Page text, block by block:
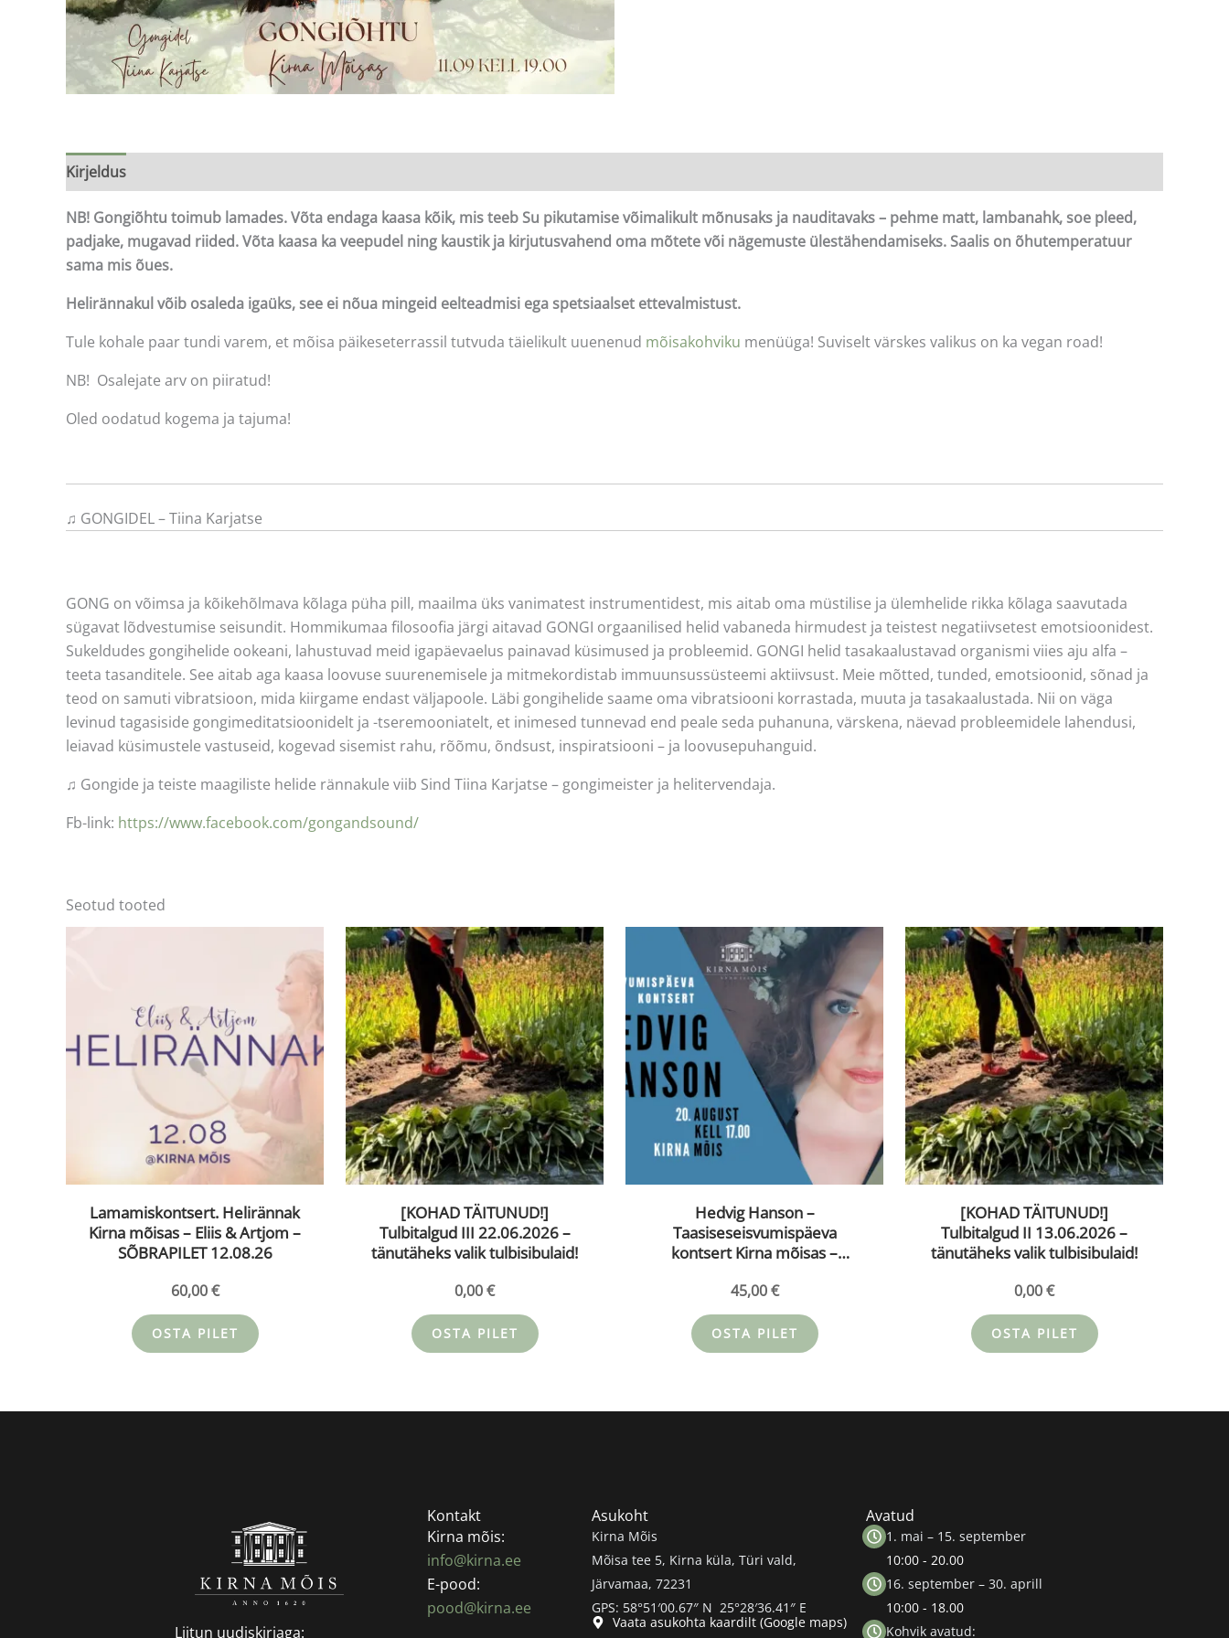
Kirjeldus
NB! Gongiõhtu toimub lamades. Võta endaga kaasa kõik, mis teeb Su pikutamise võimalikult mõnusaks ja nauditavaks – pehme matt, lambanahk, soe pleed,
padjake, mugavad riided. Võta kaasa ka veepudel ning kaustik ja kirjutusvahend oma mõtete või nägemuste ülestähendamiseks. Saalis on õhutemperatuur
sama mis õues.
Helirännakul võib osaleda igaüks, see ei nõua mingeid eelteadmisi ega spetsiaalset ettevalmistust.
Tule kohale paar tundi varem, et mõisa päikeseterrassil tutvuda täielikult uuenenud mõisakohviku menüüga! Suviselt värskes valikus on ka vegan road!
NB! Osalejate arv on piiratud!
Oled oodatud kogema ja tajuma!
♫ GONGIDEL – Tiina Karjatse
GONG on võimsa ja kõikehõlmava kõlaga püha pill, maailma üks vanimatest instrumentidest, mis aitab oma müstilise ja ülemhelide rikka kõlaga saavutada
sügavat lõdvestumise seisundit. Hommikumaa filosoofia järgi aitavad GONGI orgaanilised helid vabaneda hirmudest ja teistest negatiivsetest emotsioonidest.
Sukeldudes gongihelide ookeani, lahustuvad meid igapäevaelus painavad küsimused ja probleemid. GONGI helid tasakaalustavad organismi viies aju alfa –
teeta tasanditele. See aitab aga kaasa loovuse suurenemisele ja mitmekordistab immuunsussüsteemi aktiivsust. Meie mõtted, tunded, emotsioonid, sõnad ja
teod on samuti vibratsioon, mida kiirgame endast väljapoole. Läbi gongihelide saame oma vibratsiooni korrastada, muuta ja tasakaalustada. Nii on väga
levinud tagasiside gongimeditatsioonidelt ja -tseremooniatelt, et inimesed tunnevad end peale seda puhanuna, värskena, näevad probleemidele lahendusi,
leiavad küsimustele vastuseid, kogevad sisemist rahu, rõõmu, õndsust, inspiratsiooni – ja loovusepuhanguid.
♫ Gongide ja teiste maagiliste helide rännakule viib Sind Tiina Karjatse – gongimeister ja helitervendaja.
Fb-link: https://www.facebook.com/gongandsound/
Seotud tooted
Lamamiskontsert. Helirännak
Kirna mõisas – Eliis & Artjom –
SÕBRAPILET 12.08.26
60,00€
OSTA PILET
[KOHAD TÄITUNUD!]
Tulbitalgud III 22.06.2026 –
tänutäheks valik tulbisibulaid!
0,00€
OSTA PILET
Hedvig Hanson –
Taasiseseisvumispäeva
kontsert Kirna mõisas –
45,00€
OSTA PILET
[KOHAD TÄITUNUD!]
Tulbitalgud II 13.06.2026 –
tänutäheks valik tulbisibulaid!
0,00€
OSTA PILET
Liitun uudiskirjaga:
Kontakt
Kirna mõis:
info@kirna.ee
E-pood:
pood@kirna.ee
Asukoht
Kirna Mõis
Mõisa tee 5, Kirna küla, Türi vald,
Järvamaa, 72231
GPS: 58°51′00.67″ N 25°28′36.41″ E
Vaata asukohta kaardilt (Google maps)
Avatud
1. mai – 15. september
10:00 - 20.00
16. september – 30. aprill
10:00 - 18.00
Kohvik avatud: